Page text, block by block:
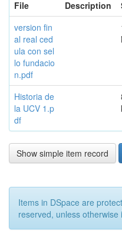
File
Description
version fin
al real ced
ula con sel
lo fundacio
n.pdf
Historia de
la UCV 1.p
df
Show simple item record
Items in DSpace are
reserved, unless otherwise